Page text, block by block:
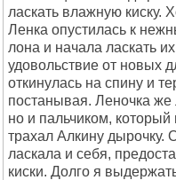
ласкать влажную киску.
Ленка опустилась к
лона и начала ласкать
удовольствие от новых
откинулась на спину и
постанывая. Леночка же
но и пальчиком,
трахал Алкину дырочку.
ласкала и себя,
киски. Долго я